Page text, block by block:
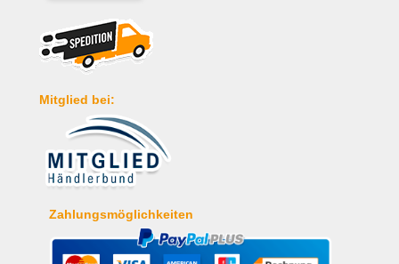
Mitglied bei:
Zahlungsmöglichkeiten